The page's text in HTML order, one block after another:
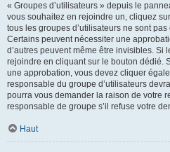
« Groupes d’utilisateurs » depuis le
vous souhaitez en rejoindre un, cliquez
tous les groupes d’utilisateurs ne sont
Certains peuvent nécessiter une
d’autres peuvent même être invisibles. Si
rejoindre en cliquant sur le bouton dédié.
une approbation, vous devez cliquer
responsable du groupe d’utilisateurs
pourra vous demander la raison de votre
responsable de groupe s’il refuse votre
Haut